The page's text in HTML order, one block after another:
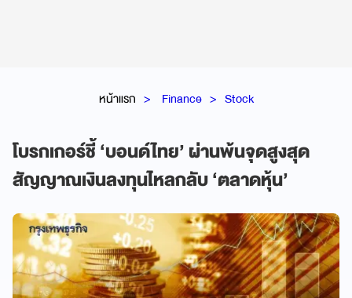
หน้าแรก Finance Stock
โบรกเกอร์ชี้ ‘บอนด์ไทย’ ผ่านพ้นจุดสูงสุด
สัญญาณเงินลงทุนไหลกลับ ‘ตลาดหุ้น’